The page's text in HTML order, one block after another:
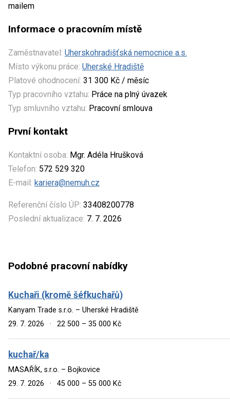
mailem
Informace o pracovním místě
Zaměstnavatel: Uherskohradišťská nemocnice a.s.
Místo výkonu práce: Uherské Hradiště
Platové ohodnocení: 31 300 Kč / měsíc
Typ pracovního vztahu: Práce na plný úvazek
Typ smluvního vztahu: Pracovní smlouva
První kontakt
Kontaktní osoba: Mgr. Adéla Hrušková
Telefon: 572 529 320
E-mail: kariera@nemuh.cz
Referenční číslo ÚP: 33408200778
Poslední aktualizace: 7. 7. 2026
Podobné pracovní nabídky
Kuchaři (kromě šéfkuchařů)
Kanyam Trade s.r.o. – Uherské Hradiště
29. 7. 2026
· 22 500 – 35 000 Kč
kuchař/ka
MASAŘÍK, s.r.o. – Bojkovice
29. 7. 2026
· 45 000 – 55 000 Kč